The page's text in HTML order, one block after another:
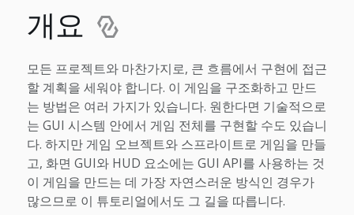
개요
모든 프로젝트와 마찬가지로, 큰 흐름에서 구현에 접근
할 계획을 세워야 합니다. 이 게임을 구조화하고 만드
는 방법은 여러 가지가 있습니다. 원한다면 기술적으로
는 GUI 시스템 안에서 게임 전체를 구현할 수도 있습니
다. 하지만 게임 오브젝트와 스프라이트로 게임을 만들
고, 화면 GUI와 HUD 요소에는 GUI API를 사용하는 것
이 게임을 만드는 데 가장 자연스러운 방식인 경우가
많으므로 이 튜토리얼에서도 그 길을 따릅니다.